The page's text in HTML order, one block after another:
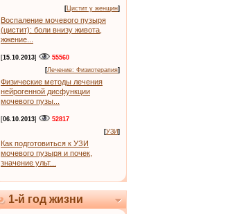
[Цистит у женщин]
Воспаление мочевого пузыря
(цистит): боли внизу живота,
жжение...
[15.10.2013]
55560
[Лечение: Физиотерапия]
Физические методы лечения
нейрогенной дисфункции
мочевого пузы...
[06.10.2013]
52817
[УЗИ]
Как подготовиться к УЗИ
мочевого пузыря и почек,
значение ульт...
1-й год жизни